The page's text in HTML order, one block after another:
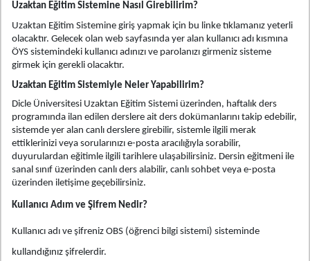
Uzaktan Eğitim Sistemine Nasıl Girebilirim?
Uzaktan Eğitim Sistemine giriş yapmak için bu linke tıklamanız yeterli
olacaktır. Gelecek olan web sayfasında yer alan kullanıcı adı kısmına
ÖYS sistemindeki kullanıcı adınızı ve parolanızı girmeniz sisteme
girmek için gerekli olacaktır.
Uzaktan Eğitim Sistemiyle Neler Yapabilirim?
Dicle Üniversitesi Uzaktan Eğitim Sistemi üzerinden, haftalık ders
programında ilan edilen derslere ait ders dokümanlarını takip edebilir,
sistemde yer alan canlı derslere girebilir, sistemle ilgili merak
ettiklerinizi veya sorularınızı e-posta aracılığıyla sorabilir,
duyurulardan eğitimle ilgili tarihlere ulaşabilirsiniz. Dersin eğitmeni ile
sanal sınıf üzerinden canlı ders alabilir, canlı sohbet veya e-posta
üzerinden iletişime geçebilirsiniz.
Kullanıcı Adım ve Şifrem Nedir?
Kullanıcı adı ve şifreniz OBS (öğrenci bilgi sistemi) sisteminde
kullandığınız şifrelerdir.